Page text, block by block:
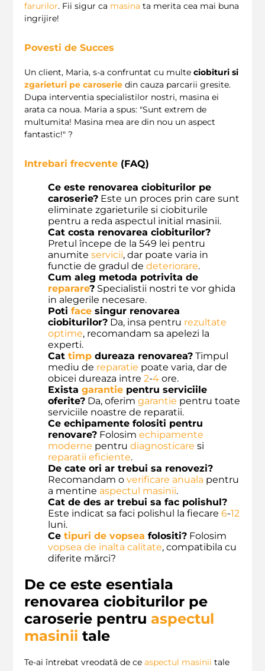
farurilor. Fii sigur ca masina ta merita cea mai buna
ingrijire!
Povesti de Succes
Un client, Maria, s-a confruntat cu multe ciobituri si
zgarieturi pe caroserie din cauza parcarii gresite.
Dupa interventia specialistilor nostri, masina ei
arata ca noua. Maria a spus: "Sunt extrem de
multumita! Masina mea are din nou un aspect
fantastic!" ?
Intrebari frecvente (FAQ)
Ce este renovarea ciobiturilor pe
caroserie? Este un proces prin care sunt
eliminate zgarieturile si ciobiturile
pentru a reda aspectul initial masinii.
Cat costa renovarea ciobiturilor?
Pretul începe de la 549 lei pentru
anumite servicii, dar poate varia in
functie de gradul de deteriorare.
Cum aleg metoda potrivita de
reparare? Specialistii nostri te vor ghida
in alegerile necesare.
Poti face singur renovarea
ciobiturilor? Da, insa pentru rezultate
optime, recomandam sa apelezi la
experti.
Cat timp dureaza renovarea? Timpul
mediu de reparatie poate varia, dar de
obicei dureaza intre 2-4 ore.
Exista garantie pentru serviciile
oferite? Da, oferim garantie pentru toate
serviciile noastre de reparatii.
Ce echipamente folositi pentru
renovare? Folosim echipamente
moderne pentru diagnosticare si
reparatii eficiente.
De cate ori ar trebui sa renovezi?
Recomandam o verificare anuala pentru
a mentine aspectul masinii.
Cat de des ar trebui sa fac polishul?
Este indicat sa faci polishul la fiecare 6-12
luni.
Ce tipuri de vopsea folositi? Folosim
vopsea de inalta calitate, compatibila cu
diferite mărci?
De ce este esentiala
renovarea ciobiturilor pe
caroserie pentru aspectul
masinii tale
Te-ai întrebat vreodată de ce aspectul masinii tale